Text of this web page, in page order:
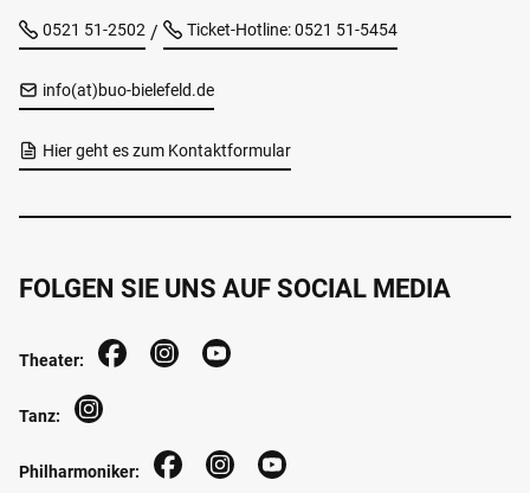
0521 51-2502 / Ticket-Hotline: 0521 51-5454
info(at)buo-bielefeld.de
Hier geht es zum Kontaktformular
FOLGEN SIE UNS AUF SOCIAL MEDIA
Theater:
Tanz:
Philharmoniker: